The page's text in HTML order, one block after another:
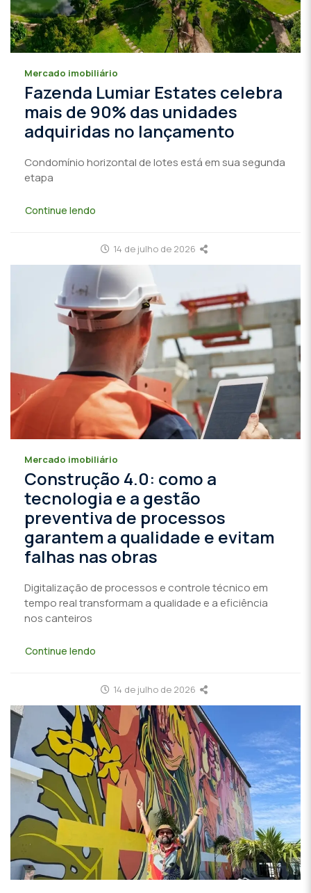
Mercado imobiliário
Fazenda Lumiar Estates celebra
mais de 90% das unidades
adquiridas no lançamento
Condomínio horizontal de lotes está em sua segunda
etapa
Continue lendo
14 de julho de 2026
Mercado imobiliário
Construção 4.0: como a
tecnologia e a gestão
preventiva de processos
garantem a qualidade e evitam
falhas nas obras
Digitalização de processos e controle técnico em
tempo real transformam a qualidade e a eficiência
nos canteiros
Continue lendo
14 de julho de 2026